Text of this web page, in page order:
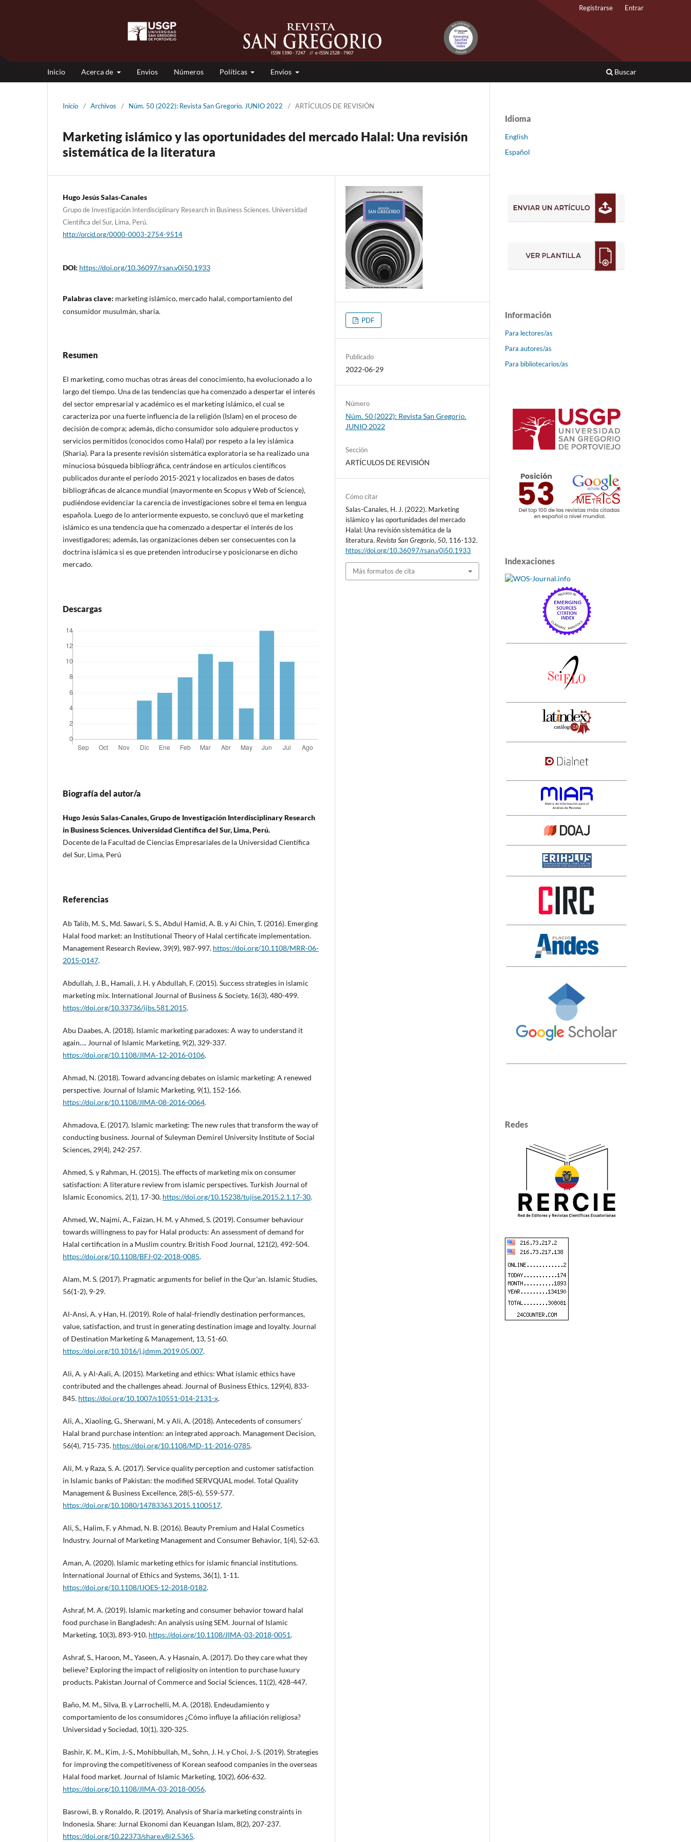
Inicio Acerca de Envios Números Políticas Envios Buscar
Registrarse Entrar
Inicio / Archivos / Núm. 50 (2022): Revista San Gregorio. JUNIO 2022 / ARTÍCULOS DE REVISIÓN
Marketing islámico y las oportunidades del mercado Halal: Una revisión
sistemática de la literatura
Hugo Jesús Salas-Canales
Grupo de Investigación Interdisciplinary Research in Business Sciences. Universidad
Científica del Sur, Lima, Perú.
http://orcid.org/0000-0003-2754-9514
DOI: https://doi.org/10.36097/rsan.v0i50.1933
Palabras clave: marketing islámico, mercado halal, comportamiento del
consumidor musulmán, sharia.
Resumen
El marketing, como muchas otras áreas del conocimiento, ha evolucionado a lo
largo del tiempo. Una de las tendencias que ha comenzado a despertar el interés
del sector empresarial y académico es el marketing islámico, el cual se
caracteriza por una fuerte influencia de la religión (Islam) en el proceso de
decisión de compra; además, dicho consumidor solo adquiere productos y
servicios permitidos (conocidos como Halal) por respeto a la ley islámica
(Sharia). Para la presente revisión sistemática exploratoria se ha realizado una
minuciosa búsqueda bibliográfica, centrándose en artículos científicos
publicados durante el período 2015-2021 y localizados en bases de datos
bibliográficas de alcance mundial (mayormente en Scopus y Web of Science),
pudiéndose evidenciar la carencia de investigaciones sobre el tema en lengua
española. Luego de lo anteriormente expuesto, se concluyó que el marketing
islámico es una tendencia que ha comenzado a despertar el interés de los
investigadores; además, las organizaciones deben ser consecuentes con la
doctrina islámica si es que pretenden introducirse y posicionarse en dicho
mercado.
Descargas
Biografía del autor/a
Hugo Jesús Salas-Canales, Grupo de Investigación Interdisciplinary Research
in Business Sciences. Universidad Científica del Sur, Lima, Perú.
Docente de la Facultad de Ciencias Empresariales de la Universidad Científica
del Sur, Lima, Perú
Referencias
Ab Talib, M. S., Md. Sawari, S. S., Abdul Hamid, A. B. y Ai Chin, T. (2016). Emerging
Halal food market: an Institutional Theory of Halal certificate implementation.
Management Research Review, 39(9), 987-997. https://doi.org/10.1108/MRR-06-
2015-0147.
Abdullah, J. B., Hamali, J. H. y Abdullah, F. (2015). Success strategies in islamic
marketing mix. International Journal of Business & Society, 16(3), 480-499.
https://doi.org/10.33736/ijbs.581.2015.
Abu Daabes, A. (2018). Islamic marketing paradoxes: A way to understand it
again…. Journal of Islamic Marketing, 9(2), 329-337.
https://doi.org/10.1108/JIMA-12-2016-0106.
Ahmad, N. (2018). Toward advancing debates on islamic marketing: A renewed
perspective. Journal of Islamic Marketing, 9(1), 152-166.
https://doi.org/10.1108/JIMA-08-2016-0064.
Ahmadova, E. (2017). Islamic marketing: The new rules that transform the way of
conducting business. Journal of Suleyman Demirel University Institute of Social
Sciences, 29(4), 242-257.
Ahmed, S. y Rahman, H. (2015). The effects of marketing mix on consumer
satisfaction: A literature review from islamic perspectives. Turkish Journal of
Islamic Economics, 2(1), 17-30. https://doi.org/10.15238/tujise.2015.2.1.17-30.
Ahmed, W., Najmi, A., Faizan, H. M. y Ahmed, S. (2019). Consumer behaviour
towards willingness to pay for Halal products: An assessment of demand for
Halal certification in a Muslim country. British Food Journal, 121(2), 492-504.
https://doi.org/10.1108/BFJ-02-2018-0085.
Alam, M. S. (2017). Pragmatic arguments for belief in the Qur'an. Islamic Studies,
56(1-2), 9-29.
Al-Ansi, A. y Han, H. (2019). Role of halal-friendly destination performances,
value, satisfaction, and trust in generating destination image and loyalty. Journal
of Destination Marketing & Management, 13, 51-60.
https://doi.org/10.1016/j.jdmm.2019.05.007.
Ali, A. y Al-Aali, A. (2015). Marketing and ethics: What islamic ethics have
contributed and the challenges ahead. Journal of Business Ethics, 129(4), 833-
845. https://doi.org/10.1007/s10551-014-2131-x.
Ali, A., Xiaoling, G., Sherwani, M. y Ali, A. (2018). Antecedents of consumers’
Halal brand purchase intention: an integrated approach. Management Decision,
56(4), 715-735. https://doi.org/10.1108/MD-11-2016-0785.
Ali, M. y Raza, S. A. (2017). Service quality perception and customer satisfaction
in Islamic banks of Pakistan: the modified SERVQUAL model. Total Quality
Management & Business Excellence, 28(5-6), 559-577.
https://doi.org/10.1080/14783363.2015.1100517.
Ali, S., Halim, F. y Ahmad, N. B. (2016). Beauty Premium and Halal Cosmetics
Industry. Journal of Marketing Management and Consumer Behavior, 1(4), 52-63.
Aman, A. (2020). Islamic marketing ethics for islamic financial institutions.
International Journal of Ethics and Systems, 36(1), 1-11.
https://doi.org/10.1108/IJOES-12-2018-0182.
Ashraf, M. A. (2019). Islamic marketing and consumer behavior toward halal
food purchase in Bangladesh: An analysis using SEM. Journal of Islamic
Marketing, 10(3), 893-910. https://doi.org/10.1108/JIMA-03-2018-0051.
Ashraf, S., Haroon, M., Yaseen, A. y Hasnain, A. (2017). Do they care what they
believe? Exploring the impact of religiosity on intention to purchase luxury
products. Pakistan Journal of Commerce and Social Sciences, 11(2), 428-447.
Baño, M. M., Silva, B. y Larrochelli, M. A. (2018). Endeudamiento y
comportamiento de los consumidores ¿Cómo influye la afiliación religiosa?
Universidad y Sociedad, 10(1), 320-325.
Bashir, K. M., Kim, J.-S., Mohibbullah, M., Sohn, J. H. y Choi, J.-S. (2019). Strategies
for improving the competitiveness of Korean seafood companies in the overseas
Halal food market. Journal of Islamic Marketing, 10(2), 606-632.
https://doi.org/10.1108/JIMA-03-2018-0056.
Basrowi, B. y Ronaldo, R. (2019). Analysis of Sharia marketing constraints in
Indonesia. Share: Jurnal Ekonomi dan Keuangan Islam, 8(2), 207-237.
https://doi.org/10.22373/share.v8i2.5365.
PDF
Publicado
2022-06-29
Número
Núm. 50 (2022): Revista San Gregorio.
JUNIO 2022
Sección
ARTÍCULOS DE REVISIÓN
Cómo citar
Salas-Canales, H. J. (2022). Marketing
islámico y las oportunidades del mercado
Halal: Una revisión sistemática de la
literatura. Revista San Gregorio,50, 116-132.
https://doi.org/10.36097/rsan.v0i50.1933
Más formatos de cita
Idioma
English
Español
Información
Para lectores/as
Para autores/as
Para bibliotecarios/as
Indexaciones
Redes